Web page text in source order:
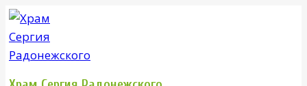
Перейти
к
содержимому